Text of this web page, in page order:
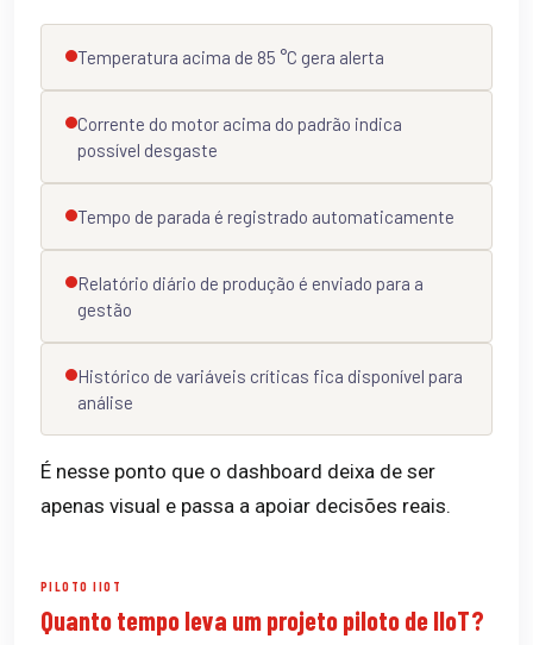
Temperatura acima de 85 °C gera alerta
Corrente do motor acima do padrão indica
possível desgaste
Tempo de parada é registrado automaticamente
Relatório diário de produção é enviado para a
gestão
Histórico de variáveis críticas fica disponível para
análise
É nesse ponto que o dashboard deixa de ser
apenas visual e passa a apoiar decisões reais.
PILOTO IIOT
Quanto tempo leva um projeto piloto de IIoT?